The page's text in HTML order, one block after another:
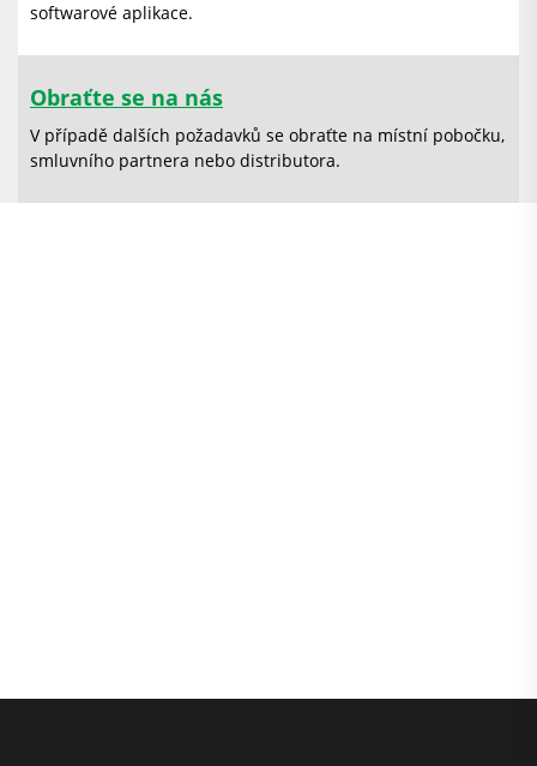
softwarové aplikace.
Obraťte se na nás
V případě dalších požadavků se obraťte na místní pobočku,
smluvního partnera nebo distributora.